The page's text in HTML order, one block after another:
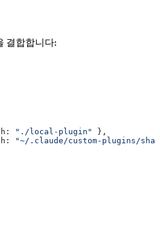
결합합니다:
"./local-plugin"
},
"~/.claude/custom-plugins/